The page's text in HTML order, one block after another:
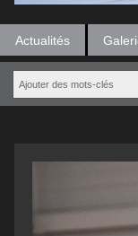
Actualités